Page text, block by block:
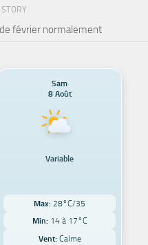
février normalement
Sam
8 Août
Variable
Max: 28°C/35
Min: 14 à 17°C
Vent:Calme